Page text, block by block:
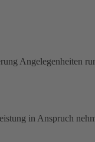
Angelegenheiten
in Anspruch